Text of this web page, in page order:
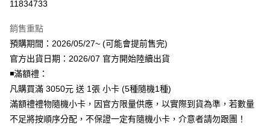
Apple Pay
街口支付
悠遊付
AFTEE先享後付
相關說明
11834733
銷售重點
預購期間：2026/05/27~ (可能會提前售完)
官方出貨日期：2026/07 官方開始陸續出貨
◾️滿額禮：
凡購買滿 3050元 送 1張 小卡 (5種隨機1種)
滿額禮禮物隨機小卡，因官方限量供應，以實際到貨為準，若數量
不足將按順序分配，不保證一定有隨機小卡，介意者請勿跟團！